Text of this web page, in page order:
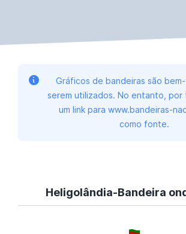
Gráficos de bandeiras são
serem utilizados. No entanto,
um link para www.bandeiras-
como fonte.
Heligolândia-Bandeira